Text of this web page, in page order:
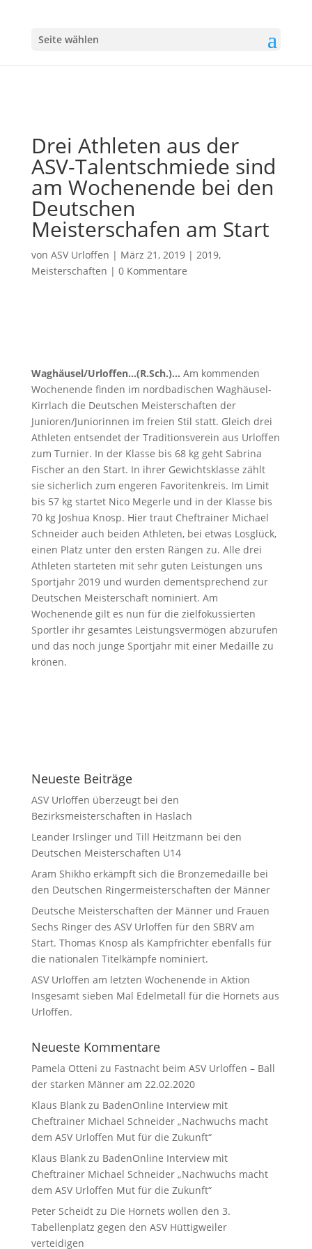
Seite wählen
Drei Athleten aus der
ASV-Talentschmiede sind
am Wochenende bei den
Deutschen
Meisterschafen am Start
von ASV Urloffen | März 21, 2019| 2019,
Meisterschaften | 0 Kommentare
Waghäusel/Urloffen…(R.Sch.)… Am kommenden
Wochenende finden im nordbadischen Waghäusel-
Kirrlach die Deutschen Meisterschaften der
Junioren/Juniorinnen im freien Stil statt. Gleich drei
Athleten entsendet der Traditionsverein aus Urloffen
zum Turnier. In der Klasse bis 68 kg geht Sabrina
Fischer an den Start. In ihrer Gewichtsklasse zählt
sie sicherlich zum engeren Favoritenkreis. Im Limit
bis 57 kg startet Nico Megerle und in der Klasse bis
70 kg Joshua Knosp. Hier traut Cheftrainer Michael
Schneider auch beiden Athleten, bei etwas Losglück,
einen Platz unter den ersten Rängen zu. Alle drei
Athleten starteten mit sehr guten Leistungen uns
Sportjahr 2019 und wurden dementsprechend zur
Deutschen Meisterschaft nominiert. Am
Wochenende gilt es nun für die zielfokussierten
Sportler ihr gesamtes Leistungsvermögen abzurufen
und das noch junge Sportjahr mit einer Medaille zu
krönen.
Neueste Beiträge
ASV Urloffen überzeugt bei den
Bezirksmeisterschaften in Haslach
Leander Irslinger und Till Heitzmann bei den
Deutschen Meisterschaften U14
Aram Shikho erkämpft sich die Bronzemedaille bei
den Deutschen Ringermeisterschaften der Männer
Deutsche Meisterschaften der Männer und Frauen
Sechs Ringer des ASV Urloffen für den SBRV am
Start. Thomas Knosp als Kampfrichter ebenfalls für
die nationalen Titelkämpfe nominiert.
ASV Urloffen am letzten Wochenende in Aktion
Insgesamt sieben Mal Edelmetall für die Hornets aus
Urloffen.
Neueste Kommentare
Pamela Otteni zu Fastnacht beim ASV Urloffen – Ball
der starken Männer am 22.02.2020
Klaus Blankzu BadenOnline Interview mit
Cheftrainer Michael Schneider „Nachwuchs macht
dem ASV Urloffen Mut für die Zukunft“
Klaus Blankzu BadenOnline Interview mit
Cheftrainer Michael Schneider „Nachwuchs macht
dem ASV Urloffen Mut für die Zukunft“
Peter Scheidtzu Die Hornets wollen den 3.
Tabellenplatz gegen den ASV Hüttigweiler
verteidigen